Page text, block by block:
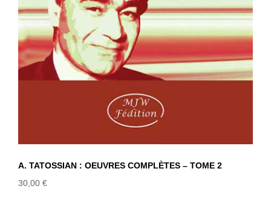
A. TATOSSIAN : OEUVRES COMPLÈTES – TOME 2
30,00 €